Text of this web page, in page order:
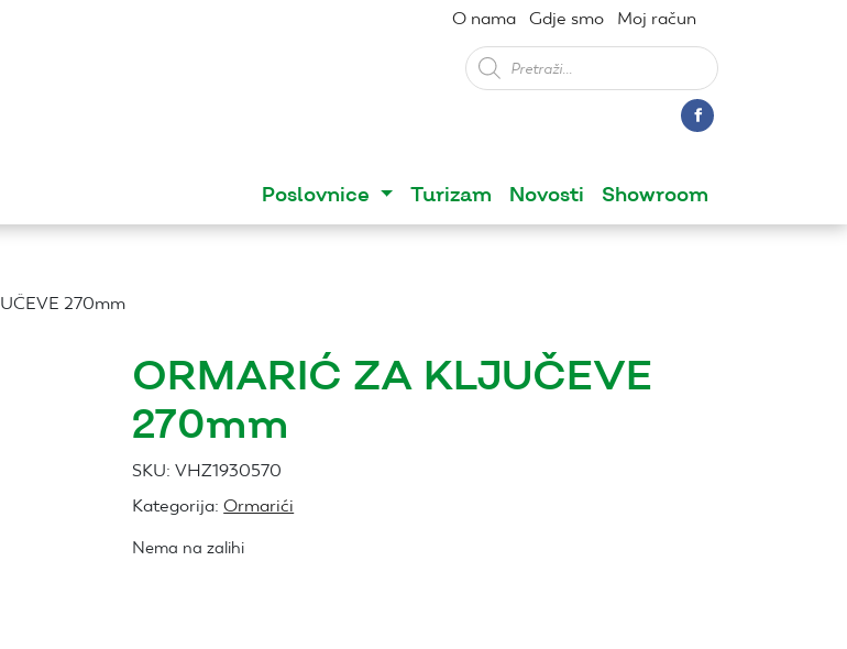
O nama Gdje smo
Moj račun
Products
search
Poslovnice Turizam Novosti Showroom
270mm
ORMARIĆ ZA KLJUČEVE
270mm
SKU:VHZ1930570
Kategorija:Ormarići
Nema na zalihi